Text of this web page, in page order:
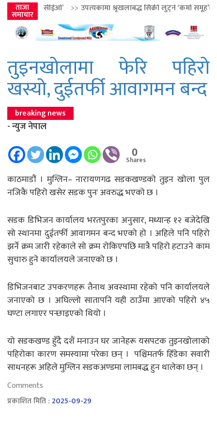
ताजा
समाचार
>>उपत्यकामा श्रृंखलाबद्ध सिक्री लुट्ने ‘कर्मा समूह’का नाइकेसहित पाँच
तुइनखोलामा फेरि पहिरो
खस्याे, दुईतर्फी आवागमन बन्द
breaking news
- न्युज नेपाल
0
Shares
काठमाडौं । मुग्लिन– नारायणगढ सडकखण्डको तुइन खोला पुल
नजिकै पहिरो खसेर सडक पुनः अवरुद्ध भएको छ ।
सडक डिभिजन कार्यालय भरतपुरका अनुसार, मध्यान्ह १२ बजेदेखि
सो स्थानमा दुईतर्फी आवागमन बन्द भएको हो । अहिले पनि पहिरो
झर्ने क्रम जारी रहेकाले सो क्रम रोकिएपछि मात्रै पहिरो हटाउने काम
सुचारु हुने कार्यालयले जनाएको छ ।
डिभिजनबाट उपकरणहरू तैनाथ अवस्थामा रहेको पनि कार्यालयले
जनाएको छ । अघिल्लो सातापनि यही ठाउँमा आएको पहिरो ४५
घण्टा लगाएर पन्छाइएको थियो ।
यो सडकखण्ड हुँदै दशैं मनाउन घर जानेहरू यसपटक तुइनखोलाको
पहिरोका कारण समस्यामा परेका छन् । पश्चिमतर्फ हिँडेका सवारी
साधनहरू अहिले मुग्लिन सडकअण्डमा लामबद्ध हुन थालेका छन् ।
Comments
प्रकाशित मिति :2025-09-29